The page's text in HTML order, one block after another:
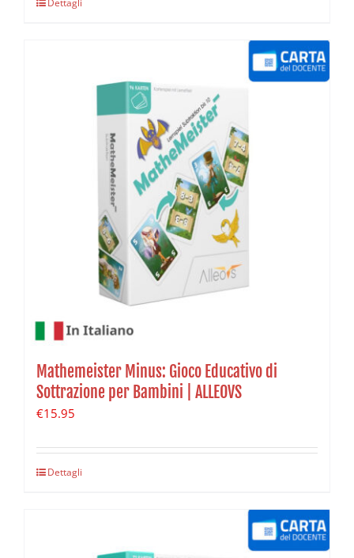
Mathemeister Minus: Gioco Educativo di
Sottrazione per Bambini | ALLEOVS
€15.95
Dettagli